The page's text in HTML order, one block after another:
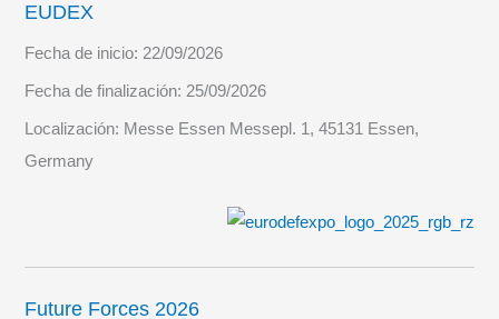
EUDEX
Fecha de inicio:22/09/2026
Fecha de finalización:25/09/2026
Localización: Messe Essen Messepl. 1, 45131 Essen,
Germany
Future Forces 2026